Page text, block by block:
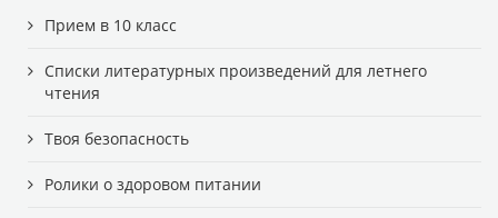
Прием в 10 класс
Списки литературных произведений для летнего
чтения
Твоя безопасность
Ролики о здоровом питании